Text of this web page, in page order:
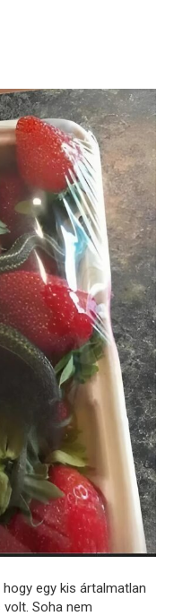
egy kis ártalmatlan
Soha nem